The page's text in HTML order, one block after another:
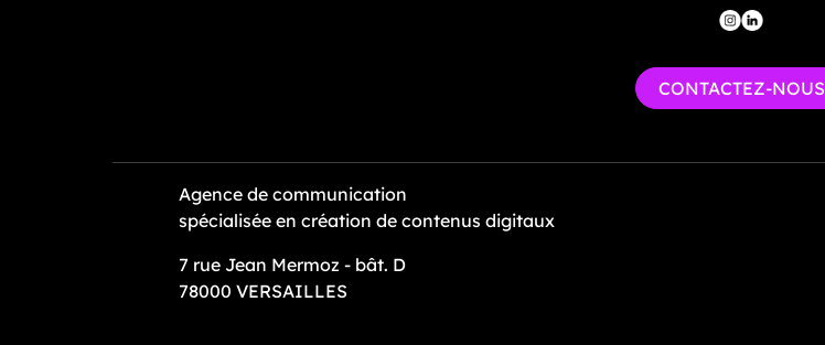
CONTACTEZ-NOUS
Agence de communication
spécialisée en création de contenus digitaux
7 rue Jean Mermoz - bât. D
78000 VERSAILLES